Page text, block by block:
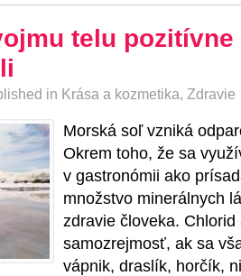
telu
in Krása a kozmetika, Zdravie
Morská soľ vzniká
Okrem toho, že sa
v gastronómii ako
množstvo minerálnych
zdravie človeka.
samozrejmosť, ak sa
vápnik, draslík, horčík,